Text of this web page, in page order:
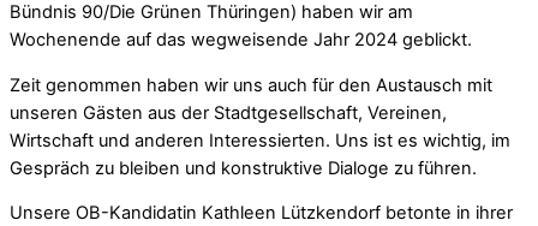
Bündnis 90/Die Grünen Thüringen) haben wir am
Wochenende auf das wegweisende Jahr 2024 geblickt.
Zeit genommen haben wir uns auch für den Austausch mit
unseren Gästen aus der Stadtgesellschaft, Vereinen,
Wirtschaft und anderen Interessierten. Uns ist es wichtig, im
Gespräch zu bleiben und konstruktive Dialoge zu führen.
Unsere OB-Kandidatin Kathleen Lützkendorf betonte in ihrer